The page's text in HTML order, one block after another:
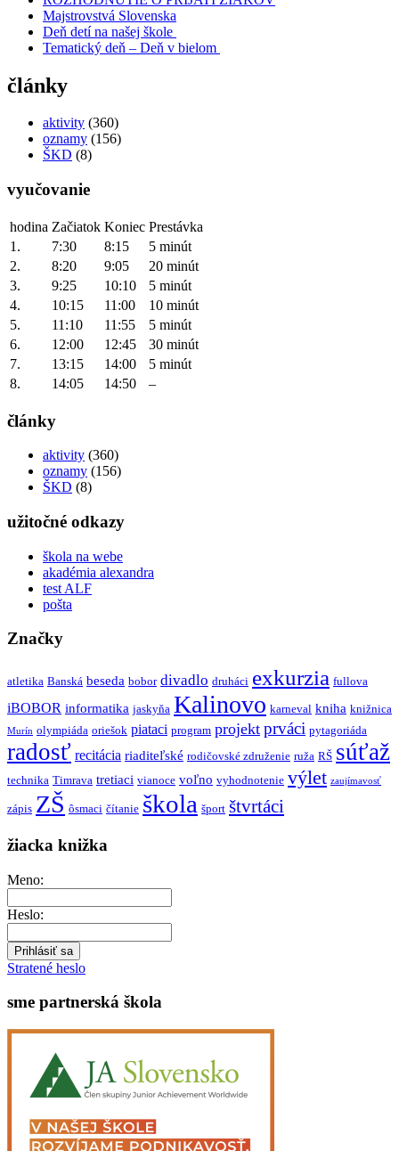
Majstrovstvá Slovenska
Deň detí na našej škole
Tematický deň – Deň v bielom
články
aktivity (360)
oznamy (156)
ŠKD (8)
vyučovanie
hodina Začiatok Koniec Prestávka
1.
7:30 8:15
5 minút
2.
8:20 9:05
20 minút
3.
9:25 10:10
5 minút
4.
10:15 11:00
10 minút
5.
11:10 11:55
5 minút
6.
12:00 12:45
30 minút
7.
13:15 14:00
5 minút
8.
14:05 14:50 –
články
aktivity (360)
oznamy (156)
ŠKD (8)
užitočné odkazy
škola na webe
akadémia alexandra
test ALF
pošta
Značky
atletika Banská beseda bobor divadlo druháci exkurzia fullova
iBOBOR informatika jaskyňa Kalinovo karneval kniha knižnica
Murín olympiáda oriešok piataci program projekt prváci pytagoriáda
radosť recitácia riaditeľské rodičovské združenie ruža RŠ súťaž
technika Timrava tretiaci vianoce voľno vyhodnotenie výlet zaujímavosť
zápis ZŠ ôsmaci čítanie škola šport štvrtáci
žiacka knižka
Meno:
Heslo:
Stratené heslo
sme partnerská škola